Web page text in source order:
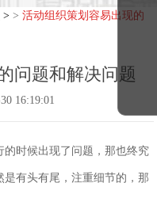
>> 活动组织策划容易出现的
问题和解决问题
16:19:01
时候出现了问题，那也终究
有头有尾，注重细节的，那